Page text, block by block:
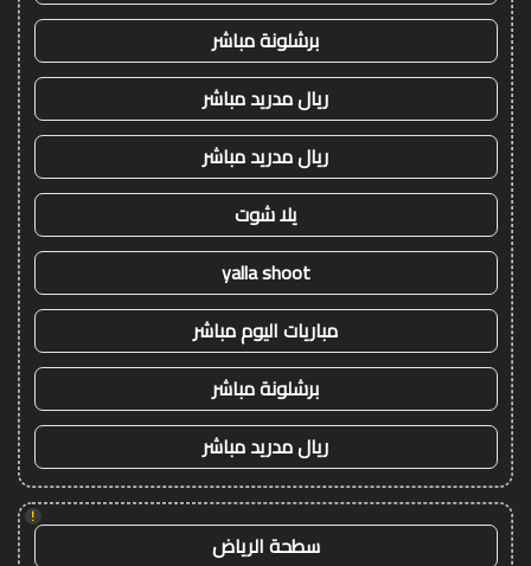
برشلونة مباشر
ريال مدريد مباشر
ريال مدريد مباشر
يلا شوت
yalla shoot
مباريات اليوم مباشر
برشلونة مباشر
ريال مدريد مباشر
!
سطحة الرياض